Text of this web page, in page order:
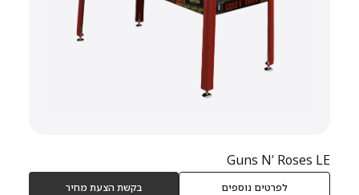
Guns N’ Roses LE
לפרטים נוספים בקשת הצעת מחיר